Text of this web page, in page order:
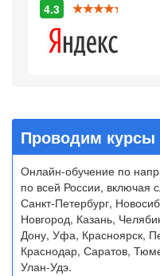
4.3
Проводим курсы
Онлайн-обучение по
по всей России, включая
Санкт-Петербург,
Новгород, Казань,
Дону, Уфа, Красноярск,
Краснодар, Саратов,
Улан-Удэ.